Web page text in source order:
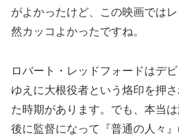
がよかったけど、この映画では
然カッコよかったですね。
ロバート・レッドフォードはデ
ゆえに大根役者という烙印を押
た時期があります。でも、本当
後に監督になって『普通の人々